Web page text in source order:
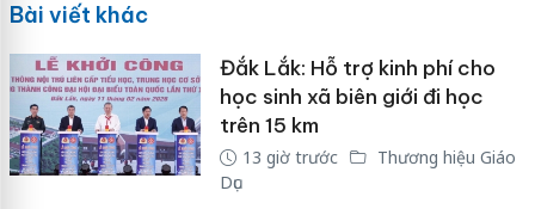
Bài viết khác
Đắk Lắk: Hỗ trợ kinh phí cho
học sinh xã biên giới đi học
trên 15 km
13 giờ trước
Thương hiệu Giáo
Dục